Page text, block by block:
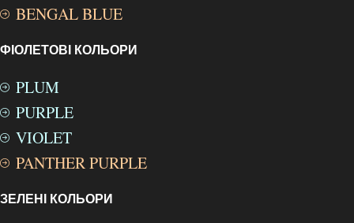
BENGAL BLUE
ФІОЛЕТОВІ КОЛЬОРИ
PLUM
PURPLE
VIOLET
PANTHER PURPLE
ЗЕЛЕНІ КОЛЬОРИ